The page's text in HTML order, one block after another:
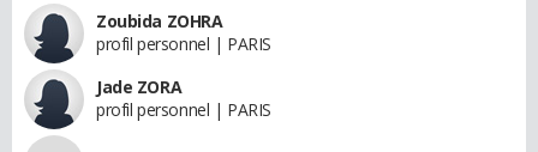
Zoubida ZOHRA
profil personnel | PARIS
Jade ZORA
profil personnel | PARIS